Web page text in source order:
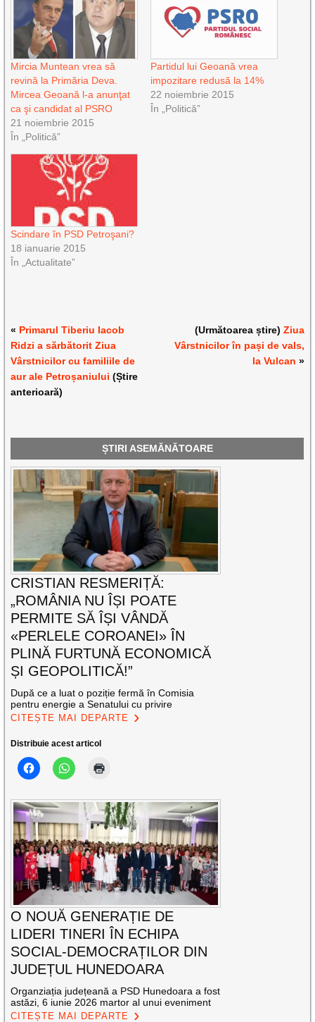
Mircia Muntean vrea să
revină la Primăria Deva.
Mircea Geoană l-a anunţat
ca şi candidat al PSRO
21 noiembrie 2015
În „Politică”
Partidul lui Geoană vrea
impozitare redusă la 14%
22 noiembrie 2015
În „Politică”
Scindare în PSD Petroşani?
18 ianuarie 2015
În „Actualitate”
« Primarul Tiberiu Iacob
Ridzi a sărbătorit Ziua
Vârstnicilor cu familiile de
aur ale Petroșaniului (Știre
anterioară)
(Următoarea știre) Ziua
Vârstnicilor în pași de vals,
la Vulcan »
ȘTIRI ASEMĂNĂTOARE
CRISTIAN RESMERIȚĂ:
„ROMÂNIA NU ÎȘI POATE
PERMITE SĂ ÎȘI VÂNDĂ
«PERLELE COROANEI» ÎN
PLINĂ FURTUNĂ ECONOMICĂ
ȘI GEOPOLITICĂ!”
După ce a luat o poziție fermă în Comisia
pentru energie a Senatului cu privire
CITEȘTE MAI DEPARTE
Distribuie acest articol
O NOUĂ GENERAȚIE DE
LIDERI TINERI ÎN ECHIPA
SOCIAL-DEMOCRAȚILOR DIN
JUDEȚUL HUNEDOARA
Organziația județeană a PSD Hunedoara a fost
astăzi, 6 iunie 2026 martor al unui eveniment
CITEȘTE MAI DEPARTE